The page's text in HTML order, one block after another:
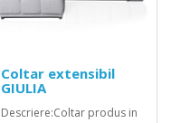
Coltar extensibil
GIULIA
Descriere:Coltar produs in